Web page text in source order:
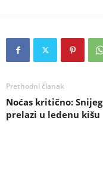
Prethodni članak
Noćas kritično: Snijeg
prelazi u ledenu kišu